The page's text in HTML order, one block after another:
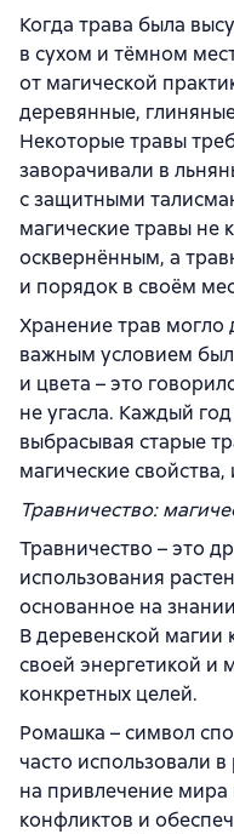
Когда трава была
в сухом и тёмном
от магической
деревянные,
Некоторые травы
заворачивали в
с защитными
магические травы не
осквернённым, а
и порядок в своём
Хранение трав могло
важным условием
и цвета – это
не угасла. Каждый
выбрасывая старые
магические
Травничество:
Травничество – это
использования
основанное на
В деревенской магии
своей энергетикой и
конкретных целей.
Ромашка – символ
часто использовали
на привлечение
конфликтов и